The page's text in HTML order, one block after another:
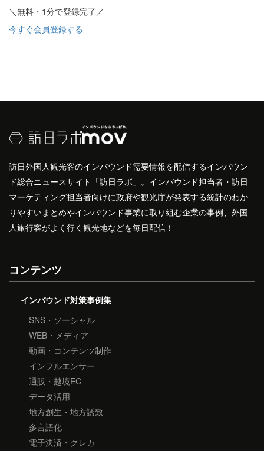
＼無料・1分で登録完了／
今すぐ会員登録する
訪日外国人観光客のインバウンド需要情報を配信するインバウン
ド総合ニュースサイト「訪日ラボ」。インバウンド担当者・訪日
マーケティング担当者向けに政府や観光庁が発表する統計のわか
りやすいまとめやインバウンド事業に取り組む企業の事例、外国
人旅行客がよく行く観光地などを毎日配信！
コンテンツ
インバウンド対策事例集
SNS・ソーシャル
WEB・メディア
動画・コンテンツ制作
インフルエンサー
通販・越境EC
データ活用
地方創生・地方誘致
多言語化
電子決済・クレカ